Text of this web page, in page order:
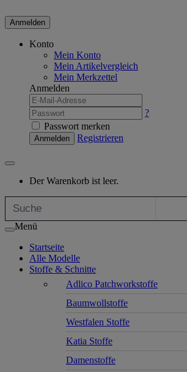
Anmelden
Konto
Mein Konto
Mein Artikelvergleich
Mein Merkzettel
Anmelden
?
Passwort merken
Anmelden Registrieren
Der Warenkorb ist leer.
Menü
Startseite
Alle Modelle
Stoffe & Schnitte
Adlico Patchworkstoffe
Baumwollstoffe
Westfalen Stoffe
Katia Stoffe
Damenstoffe